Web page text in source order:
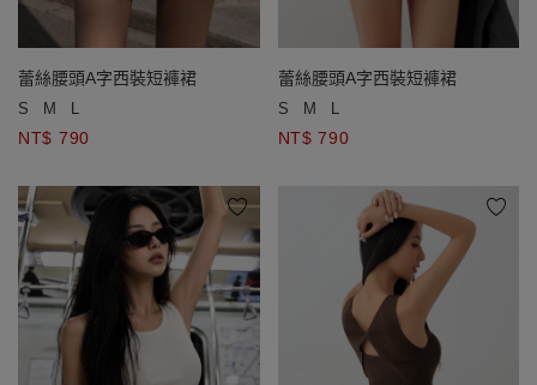
蕾絲腰頭A字西裝短褲裙
S M L
NT$ 790
蕾絲腰頭A字西裝短褲裙
S M L
NT$ 790